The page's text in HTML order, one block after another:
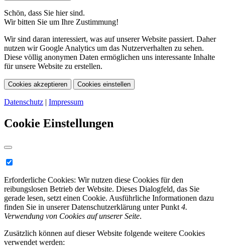
Schön, dass Sie hier sind.
Wir bitten Sie um Ihre Zustimmung!
Wir sind daran interessiert, was auf unserer Website passiert. Daher
nutzen wir Google Analytics um das Nutzerverhalten zu sehen.
Diese völlig anonymen Daten ermöglichen uns interessante Inhalte
für unsere Website zu erstellen.
Cookies akzeptieren Cookies einstellen
Datenschutz | Impressum
Cookie Einstellungen
Erforderliche Cookies: Wir nutzen diese Cookies für den
reibungslosen Betrieb der Website. Dieses Dialogfeld, das Sie
gerade lesen, setzt einen Cookie. Ausführliche Informationen dazu
finden Sie in unserer Datenschutzerklärung unter Punkt 4.
Verwendung von Cookies auf unserer Seite.
Zusätzlich können auf dieser Website folgende weitere Cookies
verwendet werden: